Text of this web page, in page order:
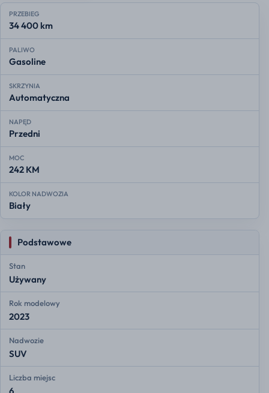
PRZEBIEG
34 400 km
PALIWO
Gasoline
SKRZYNIA
Automatyczna
NAPĘD
Przedni
MOC
242 KM
KOLOR NADWOZIA
Biały
Podstawowe
Stan
Używany
Rok modelowy
2023
Nadwozie
SUV
Liczba miejsc